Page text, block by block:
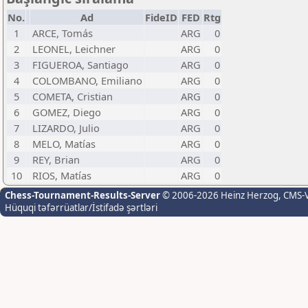
No. Ad FideID FED Rtg
1
ARCE, Tomás ARG
0
2
LEONEL, Leichner ARG
0
3
FIGUEROA, Santiago ARG
0
4
COLOMBANO, Emiliano ARG
0
5
COMETA, Cristian ARG
0
6
GOMEZ, Diego ARG
0
7
LIZARDO, Julio ARG
0
8
MELO, Matías ARG
0
9
REY, Brian ARG
0
10
RIOS, Matías ARG 0
Chess-Tournament-Results-Server© 2006-2026 Heinz Herzog,
Hüquqi təfərrüatlar/İstifadə şərtləri